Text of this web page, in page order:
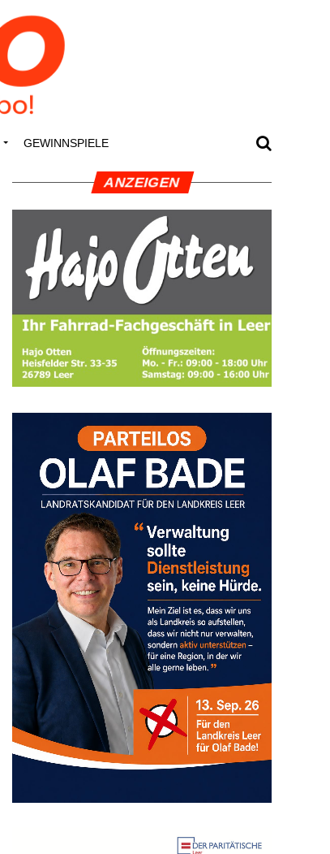
GEWINN­SPIE­LE
ANZEI­GEN